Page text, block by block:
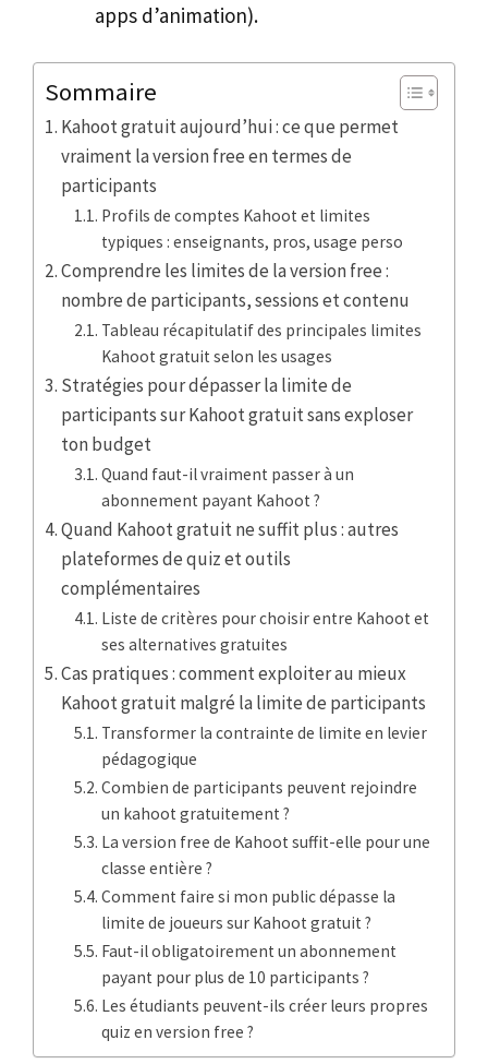
apps d’animation).
Sommaire
Kahoot gratuit aujourd’hui : ce que permet
vraiment la version free en termes de
participants
Profils de comptes Kahoot et limites
typiques : enseignants, pros, usage perso
Comprendre les limites de la version free :
nombre de participants, sessions et contenu
Tableau récapitulatif des principales limites
Kahoot gratuit selon les usages
Stratégies pour dépasser la limite de
participants sur Kahoot gratuit sans exploser
ton budget
Quand faut-il vraiment passer à un
abonnement payant Kahoot ?
Quand Kahoot gratuit ne suffit plus : autres
plateformes de quiz et outils
complémentaires
Liste de critères pour choisir entre Kahoot et
ses alternatives gratuites
Cas pratiques : comment exploiter au mieux
Kahoot gratuit malgré la limite de participants
Transformer la contrainte de limite en levier
pédagogique
Combien de participants peuvent rejoindre
un kahoot gratuitement ?
La version free de Kahoot suffit-elle pour une
classe entière ?
Comment faire si mon public dépasse la
limite de joueurs sur Kahoot gratuit ?
Faut-il obligatoirement un abonnement
payant pour plus de 10 participants ?
Les étudiants peuvent-ils créer leurs propres
quiz en version free ?